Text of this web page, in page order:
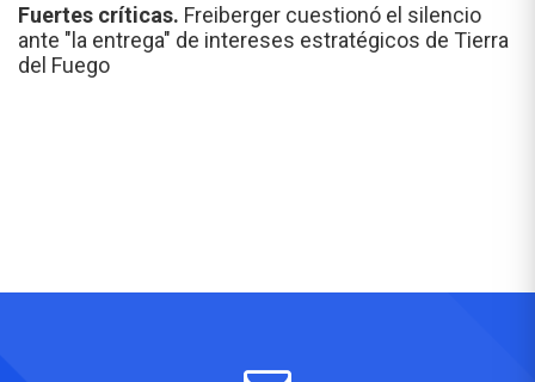
Fuertes críticas. Freiberger cuestionó el silencio
ante "la entrega" de intereses estratégicos de Tierra
del Fuego